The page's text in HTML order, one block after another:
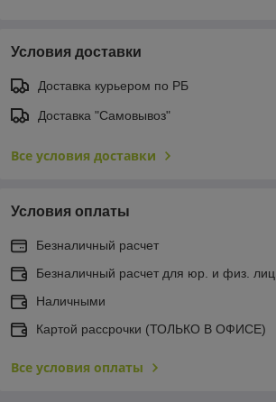
Условия доставки
Доставка курьером по РБ
Доставка "Самовывоз"
Все условия доставки
Условия оплаты
Безналичный расчет
Безналичный расчет для юр. и физ. лиц
Наличными
Картой рассрочки (ТОЛЬКО В ОФИСЕ)
Все условия оплаты